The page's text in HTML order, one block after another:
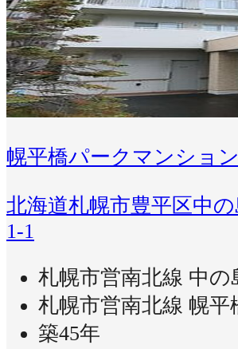
幌平橋パークマンション
北海道札幌市豊平区中の
1-1
札幌市営南北線 中の
札幌市営南北線 幌平
築45年